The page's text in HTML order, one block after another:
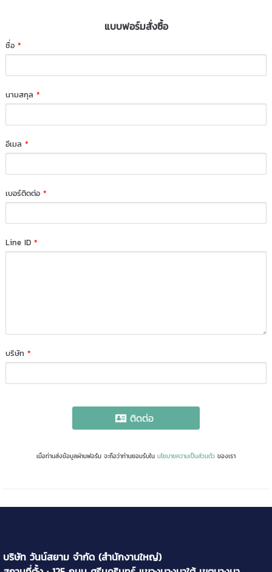
แบบฟอร์มสั่งซื้อ
ชื่อ*
นามสกุล*
อีเมล*
เบอร์ติดต่อ*
Line ID*
บริษัท*
ติดต่อ
เมื่อท่านส่งข้อมูลผ่านฟอร์ม จะถือว่าท่านยอมรับใน นโยบายความเป็นส่วนตัว ของเรา
บริษัท วันน์สยาม จำกัด (สำนักงานใหญ่)